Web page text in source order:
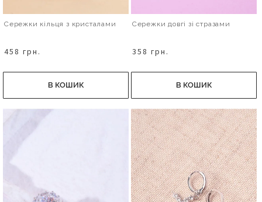
Сережки кільця з кристалами
458 грн.
В КОШИК
Сережки довгі зі стразами
358 грн.
В КОШИК